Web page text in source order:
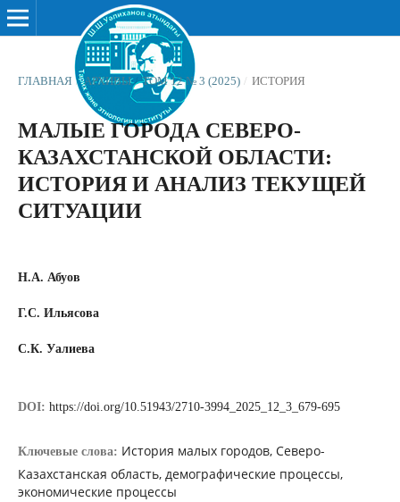
ГЛАВНАЯ / АРХИВЫ / ТОМ 12 № 3 (2025) / ИСТОРИЯ
МАЛЫЕ ГОРОДА СЕВЕРО-
КАЗАХСТАНСКОЙ ОБЛАСТИ:
ИСТОРИЯ И АНАЛИЗ ТЕКУЩЕЙ
СИТУАЦИИ
Н.А. Абуов
Г.С. Ильясова
С.К. Уалиева
DOI: https://doi.org/10.51943/2710-3994_2025_12_3_679-695
Ключевые слова: История малых городов, Северо-
Казахстанская область, демографические процессы,
экономические процессы